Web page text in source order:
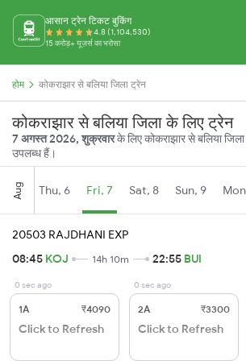
आसान ट्रेन टिकट बुकिंग
4.8 (1,104,530)
15 करोड़+ यूज़र्स का भरोसा
होम कोकराझार से बलिया जिला ट्रेन
कोकराझार से बलिया जिला के लिए ट्रेन
7 अगस्त 2026, शुक्रवारके लिए कोकराझार से बलिया
उपलब्ध हैं।
Aug Thu, 6 Fri, 7 Sat, 8 Sun, 9
20503 RAJDHANI EXP
08:45 KOJ 14h 10m 22:55 BUI
0 sec ago
1A ₹4090
Click to Refresh
0 sec ago
2A ₹3300
Click to Refresh